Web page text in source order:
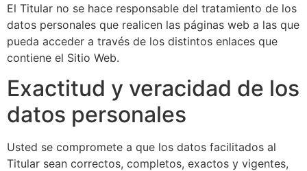
El Titular no se hace responsable del tratamiento de los
datos personales que realicen las páginas web a las que
pueda acceder a través de los distintos enlaces que
contiene el Sitio Web.
Exactitud y veracidad de los
datos personales
Usted se compromete a que los datos facilitados al
Titular sean correctos, completos, exactos y vigentes,